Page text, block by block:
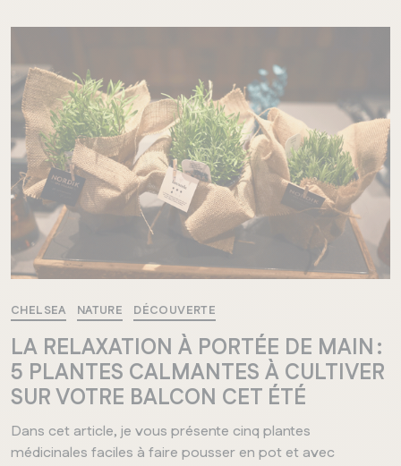
CHELSEA NATURE DÉCOUVERTE
LA RELAXATION À PORTÉE DE MAIN :
5 PLANTES CALMANTES À CULTIVER
SUR VOTRE BALCON CET ÉTÉ
Dans cet article, je vous présente cinq plantes
médicinales faciles à faire pousser en pot et avec